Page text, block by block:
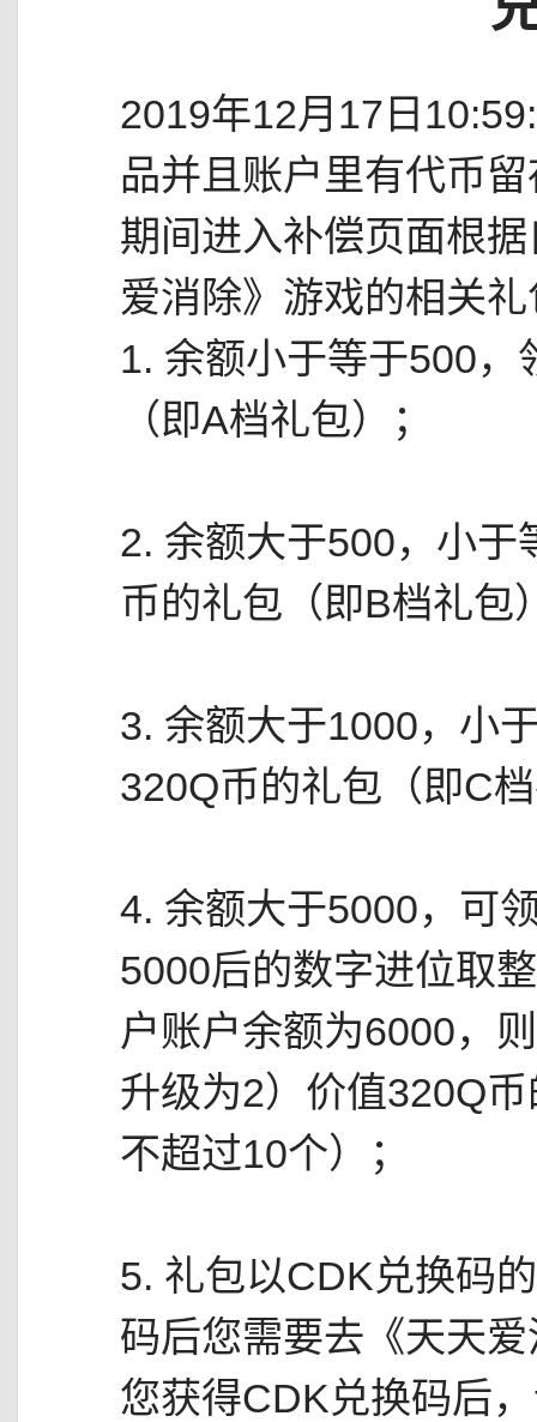
2019年12月17日
品并且账户里有代币
期间进入补偿页面根
爱消除》游戏的相关
1. 余额小于等于500
（即A档礼包）；
2. 余额大于500，小于
币的礼包（即B档礼包
3. 余额大于1000，小
320Q币的礼包（即C
4. 余额大于5000，可
5000后的数字进位取
户账户余额为6000，
升级为2）价值320Q
不超过10个）；
5. 礼包以CDK兑换码
码后您需要去《天天
您获得CDK兑换码后